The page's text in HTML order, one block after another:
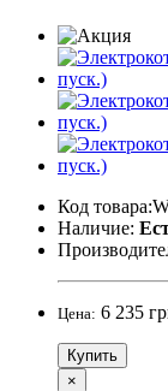
Код
Наличие:
Цена: 6 235
Купить
×